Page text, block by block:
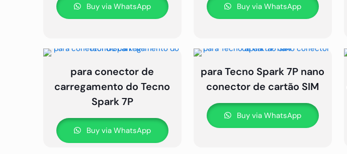
Buy via WhatsApp Buy via WhatsApp
para conector de
carregamento do Tecno
Spark 7P
Buy via WhatsApp
para Tecno Spark 7P nano
conector de cartão SIM
Buy via WhatsApp